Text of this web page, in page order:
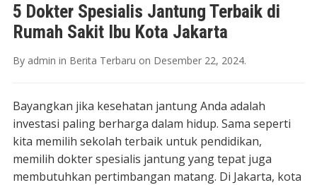
5 Dokter Spesialis Jantung Terbaik di
Rumah Sakit Ibu Kota Jakarta
By admin in Berita Terbaru on Desember 22, 2024.
Bayangkan jika kesehatan jantung Anda adalah
investasi paling berharga dalam hidup. Sama seperti
kita memilih sekolah terbaik untuk pendidikan,
memilih dokter spesialis jantung yang tepat juga
membutuhkan pertimbangan matang. Di Jakarta, kota